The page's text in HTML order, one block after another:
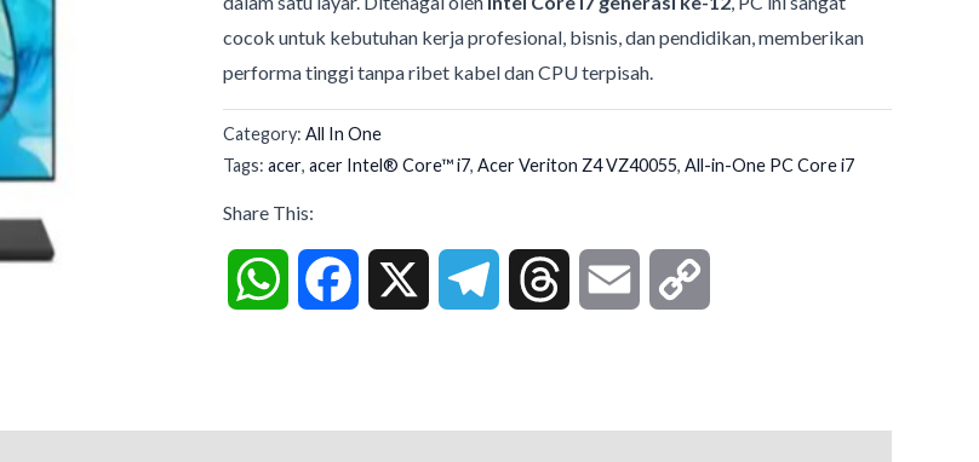
cocok untuk kebutuhan kerja profesional, bisnis, dan pendidikan, memberikan
performa tinggi tanpa ribet kabel dan CPU terpisah.
Category: All In One
Tags: acer, acer Intel® Core™ i7, Acer Veriton Z4 VZ40055, All-in-One PC Core i7
Share This:
WhatsAppFacebook Telegram Threads Email